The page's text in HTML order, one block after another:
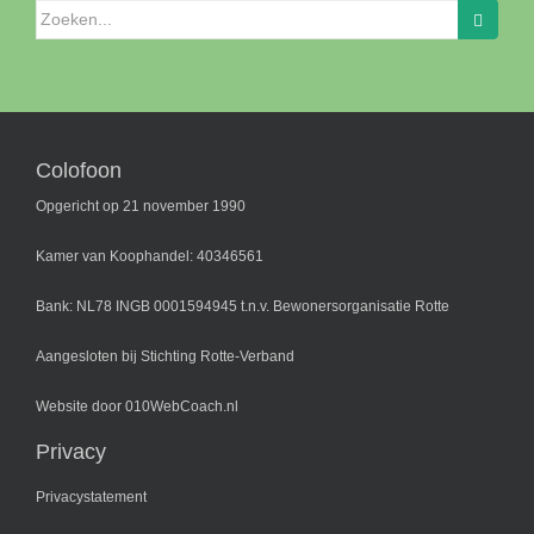
Zoeken
naar:
Colofoon
Opgericht op 21 november 1990
Kamer van Koophandel: 40346561
Bank: NL78 INGB 0001594945 t.n.v. Bewonersorganisatie Rotte
Aangesloten bij Stichting Rotte-Verband
Website door 010WebCoach.nl
Privacy
Privacystatement